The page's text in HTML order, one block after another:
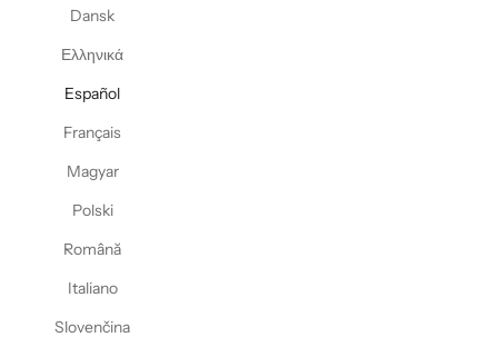
Dansk
Ελληνικά
Español
Français
Magyar
Polski
Română
Italiano
Slovenčina